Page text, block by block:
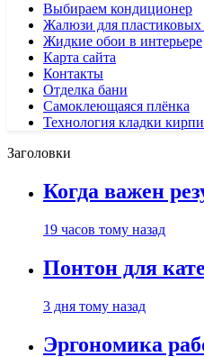
Выбираем кондиционер
Жалюзи для пластиковых
Жидкие обои в интерьере
Карта сайта
Контакты
Отделка бани
Самоклеющаяся плёнка
Технология кладки
Заголовки
Когда важен
19 часов тому назад
Понтон для
3 дня тому назад
Эргономика